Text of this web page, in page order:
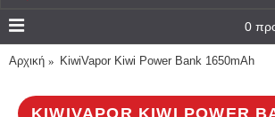
0
Αρχική KiwiVapor Kiwi Power Bank 1650mAh